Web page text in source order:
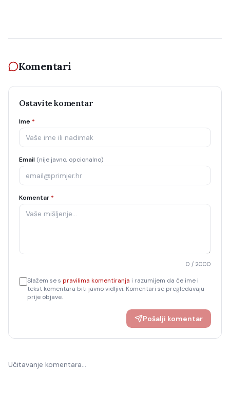
Komentari
Ostavite komentar
Ime *
Email (nije javno, opcionalno)
Komentar *
0 / 2000
Slažem se s pravilima komentiranja i razumijem da će ime i
tekst komentara biti javno vidljivi. Komentari se pregledavaju
prije objave.
Pošalji komentar
Učitavanje komentara…